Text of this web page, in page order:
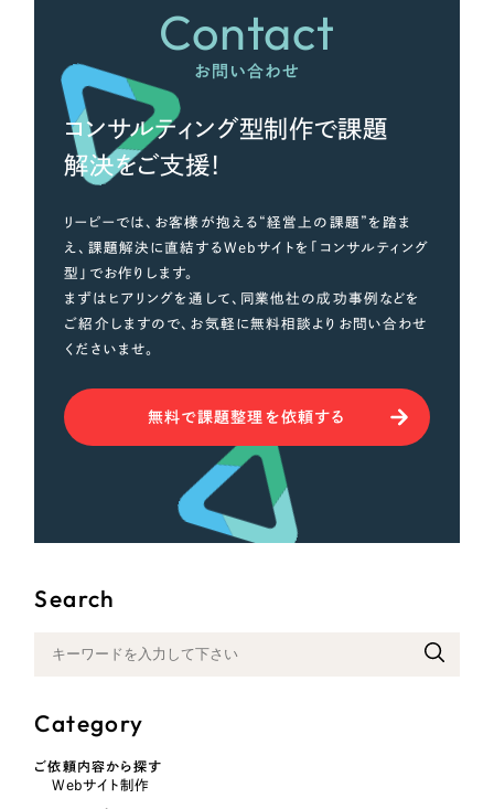
Search
Category
ご依頼内容から探す
Webサイト制作
Contact
お問い合わせ
コンサルティング型制作で課題
解決をご支援！
リーピーでは、お客様が抱える“経営上の課題”を踏ま
え、課題解決に直結するWebサイトを「コンサルティング
型」でお作りします。
まずはヒアリングを通して、同業他社の成功事例などを
ご紹介しますので、お気軽に無料相談よりお問い合わせ
くださいませ。
無料で課題整理を依頼する